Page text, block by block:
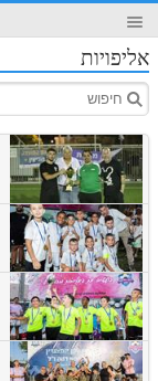
אליפויות